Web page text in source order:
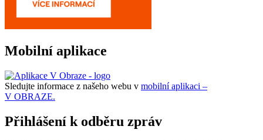
Mobilní aplikace
Sledujte informace z našeho webu v mobilní aplikaci –
V OBRAZE.
Přihlášení k odběru zpráv